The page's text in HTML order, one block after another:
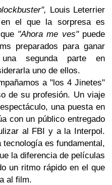
Louis Leterrier
en el que la sorpresa es
"Ahora me ves" puede
preparados para ganar
segunda parte en
uno de ellos.
a "los 4 Jinetes"
de su profesión. Un viaje
una puesta en
con un público entregado
al FBI y a la Interpol.
es fundamental,
la diferencia de películas
un ritmo rápido en el que
al film.